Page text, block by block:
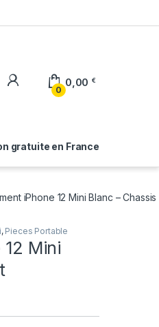
0
0,00 €
gratuite en France
iPhone 12 Mini Blanc –
, Pieces Portable
Mini